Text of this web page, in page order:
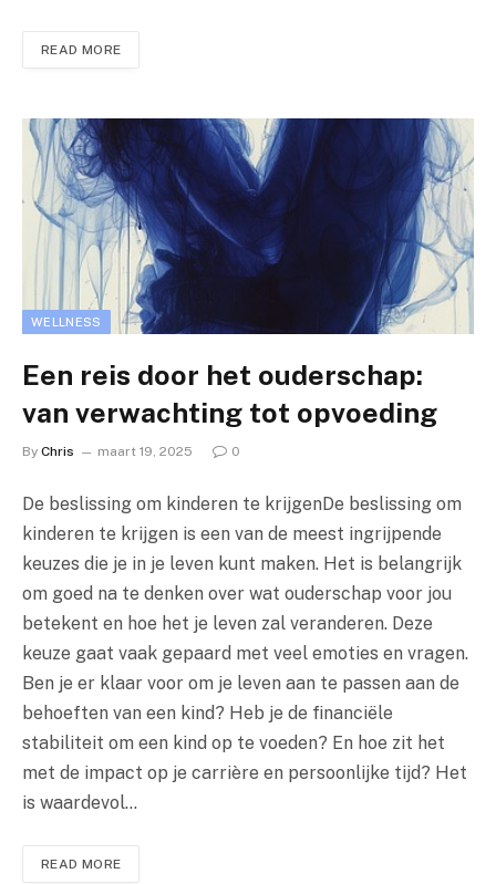
READ MORE
WELLNESS
Een reis door het ouderschap:
van verwachting tot opvoeding
By Chris maart 19, 2025 0
De beslissing om kinderen te krijgenDe beslissing om
kinderen te krijgen is een van de meest ingrijpende
keuzes die je in je leven kunt maken. Het is belangrijk
om goed na te denken over wat ouderschap voor jou
betekent en hoe het je leven zal veranderen. Deze
keuze gaat vaak gepaard met veel emoties en vragen.
Ben je er klaar voor om je leven aan te passen aan de
behoeften van een kind? Heb je de financiële
stabiliteit om een kind op te voeden? En hoe zit het
met de impact op je carrière en persoonlijke tijd? Het
is waardevol…
READ MORE